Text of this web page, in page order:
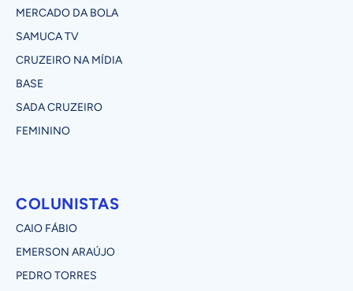
MERCADO DA BOLA
SAMUCA TV
CRUZEIRO NA MÍDIA
BASE
SADA CRUZEIRO
FEMININO
COLUNISTAS
CAIO FÁBIO
EMERSON ARAÚJO
PEDRO TORRES